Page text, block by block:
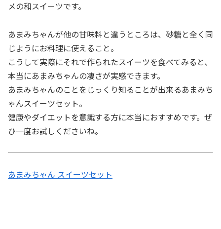
メの和スイーツです。
あまみちゃんが他の甘味料と違うところは、砂糖と全く同
じようにお料理に使えること。
こうして実際にそれで作られたスイーツを食べてみると、
本当にあまみちゃんの凄さが実感できます。
あまみちゃんのことをじっくり知ることが出来るあまみち
ゃんスイーツセット。
健康やダイエットを意識する方に本当におすすめです。ぜ
ひ一度お試しくださいね。
あまみちゃん スイーツセット